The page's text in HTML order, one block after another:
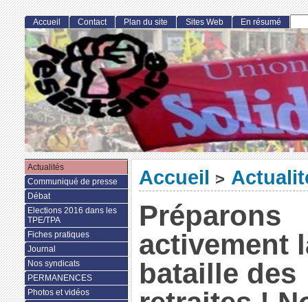
Accueil >
Préparons
activement
bataille des
Accueil Contact Plan du site Sites Web En résumé
Actualités
Communiqué de presse
Débat
Elections 2016 dans les
TPE/TPA
Fiches pratiques
Journal
Nos syndicats
PERMANENCES
Photos et vidéos